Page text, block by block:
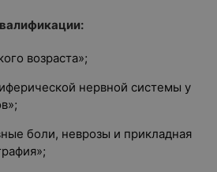
возраста»;
нервной системы у
боли, неврозы и прикладная